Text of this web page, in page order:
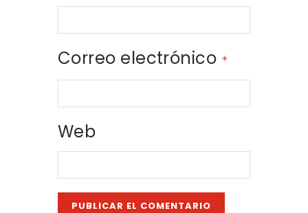
Correo electrónico *
Web